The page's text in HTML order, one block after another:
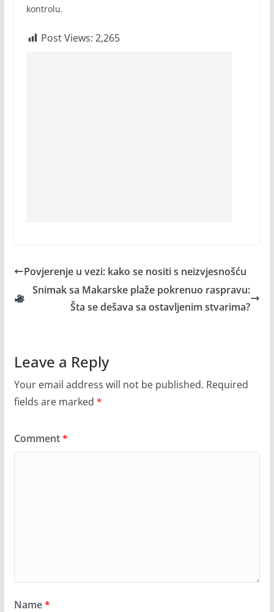
kontrolu.
Post Views: 2,265
Povjerenje u vezi: kako se nositi s neizvjesnošću
Snimak sa Makarske plaže pokrenuo raspravu:
Šta se dešava sa ostavljenim stvarima?
Leave a Reply
Your email address will not be published. Required
fields are marked *
Comment*
Name*